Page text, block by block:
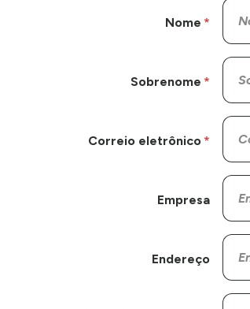
Nome
Sobrenome
Correio eletrônico
Empresa
Endereço